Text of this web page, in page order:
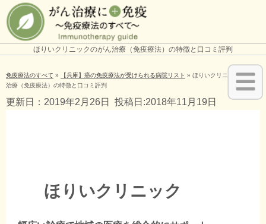
ほりいクリニックのがん治療（免疫療法）の特徴と口コミ評判
免疫療法のすべて » 【兵庫】癌の免疫療法が受けられる病院リスト » ほりいクリニックのがん
治療（免疫療法）の特徴と口コミ評判
更新日：2019年2月26日 投稿日:2018年11月19日
ほりいクリニック